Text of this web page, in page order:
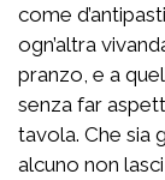
come
ogn’altra
pranzo, e a
senza far
tavola. Che sia
alcuno non